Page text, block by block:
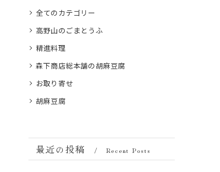
全てのカテゴリー
高野山のごまとうふ
精進料理
森下商店総本舗の胡麻豆腐
お取り寄せ
胡麻豆腐
最近の投稿 Recent Posts